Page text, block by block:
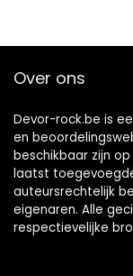
Over ons
Devor-rock.be is
en
beschikbaar zijn
laatst
auteursrechtelijk
eigenaren. Alle
respectievelijke